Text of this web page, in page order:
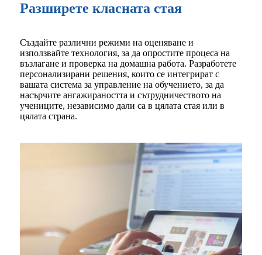
Разширете класната стая
Създайте различни режими на оценяване и
използвайте технология, за да опростите процеса на
възлагане и проверка на домашна работа. Разработете
персонализирани решения, които се интегрират с
вашата система за управление на обучението, за да
насърчите ангажираността и сътрудничеството на
учениците, независимо дали са в цялата стая или в
цялата страна.